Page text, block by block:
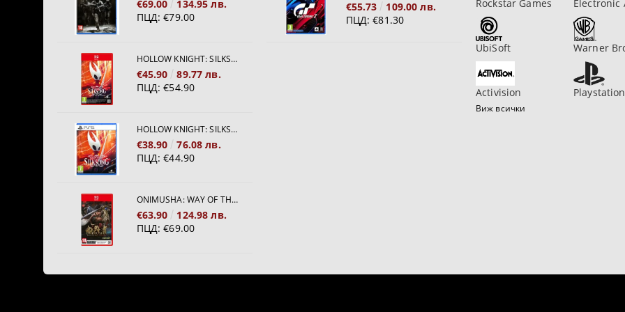
€69.00
134.95 лв.
ПЦД: €79.00
HOLLOW KNIGHT: SILKSONG [NINTENDO SWITCH 2]
€45.90
89.77 лв.
ПЦД: €54.90
HOLLOW KNIGHT: SILKSONG [PS5]
€38.90
76.08 лв.
ПЦД: €44.90
ONIMUSHA: WAY OF THE SWORD [NINTENDO SWITCH 2]
€63.90
124.98 лв.
ПЦД: €69.00
€55.73
109.00 лв.
ПЦД: €81.30
Rockstar Games Electronic
UbiSoft Warner
Activision Playstation
Виж всички